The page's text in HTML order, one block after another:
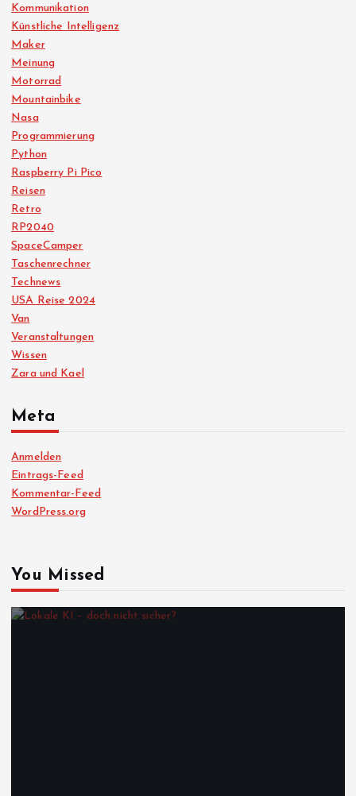
Kommunikation
Künstliche Intelligenz
Maker
Meinung
Motorrad
Mountainbike
Nasa
Programmierung
Python
Raspberry Pi Pico
Reisen
Retro
RP2040
SpaceCamper
Taschenrechner
Technews
USA Reise 2024
Van
Veranstaltungen
Wissen
Zara und Kael
Meta
Anmelden
Eintrags-Feed
Kommentar-Feed
WordPress.org
You Missed